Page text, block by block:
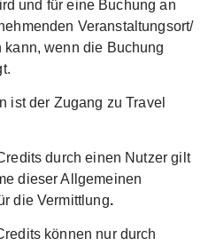
und für eine Buchung an
Veranstaltungsort/
wenn die Buchung
ist der Zugang zu Travel
durch einen Nutzer gilt
dieser Allgemeinen
die Vermittlung.
können nur durch